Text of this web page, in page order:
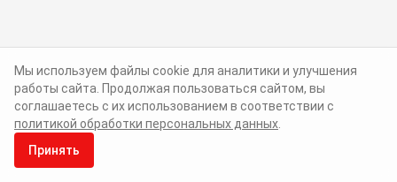
Мы используем файлы cookie для аналитики и улучшения
работы сайта. Продолжая пользоваться сайтом, вы
соглашаетесь с их использованием в соответствии с
политикой обработки персональных данных
Принять